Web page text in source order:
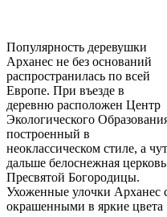
Популярность деревушки
Арханес не без оснований
распространилась по всей
Европе. При въезде в
деревню расположен Центр
Экологического
построенный в
неоклассическом стиле, а
дальше белоснежная церковь
Пресвятой Богородицы.
Ухоженные улочки Арханес
окрашенными в яркие цвета